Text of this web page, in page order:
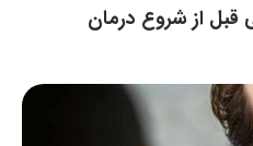
از شروع درمان